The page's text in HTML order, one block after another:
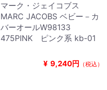
マーク・ジェイコブス
MARC JACOBS ベビー－カ
バーオールW98133
475PINK ピンク系 kb-01
¥ 9,240円 （税込）